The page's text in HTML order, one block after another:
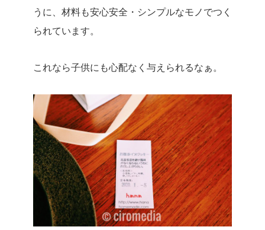
うに、材料も安心安全・シンプルなモノでつく
られています。
これなら子供にも心配なく与えられるなぁ。